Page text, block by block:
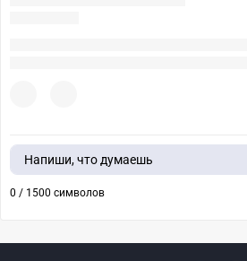
Напиши, что думаешь
0 / 1500 символов